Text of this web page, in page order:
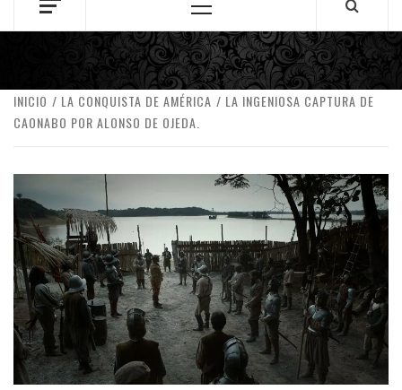
Menú
INICIO LA CONQUISTA DE AMÉRICA
LA INGENIOSA CAPTURA DE
CAONABO POR ALONSO DE OJEDA.